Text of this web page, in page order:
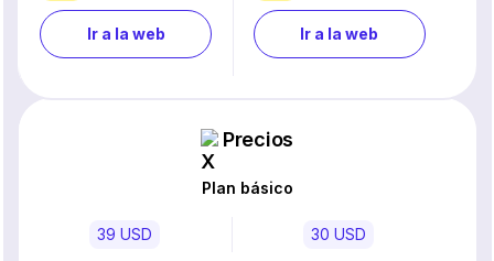
Ir a la web Ir a la web
Precios
Plan básico
39 USD 30 USD